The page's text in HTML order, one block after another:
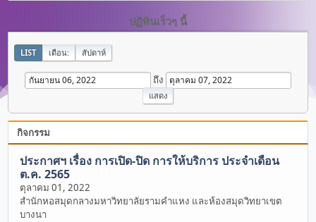
ปฏิทินเร็วๆ นี้
LIST เดือน: สัปดาห์
ถึง
กิจกรรม
ประกาศฯ เรื่อง การเปิด-ปิด การให้บริการ ประจำเดือน
ต.ค. 2565
ตุลาคม 01, 2022
สำนักหอสมุดกลางมหาวิทยาลัยรามคำแหง และห้องสมุดวิทยาเขต
บางนา